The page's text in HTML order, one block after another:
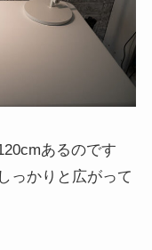
あるのです
っかりと広がって